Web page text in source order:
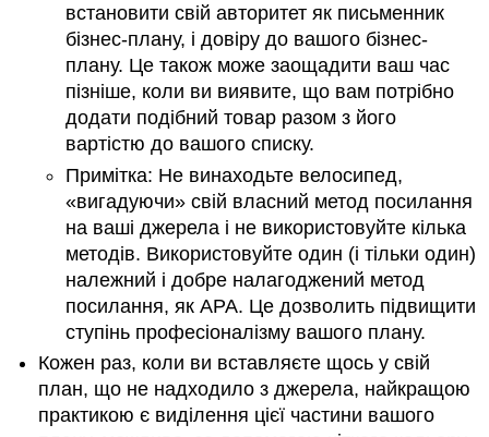
встановити свій авторитет як письменник
бізнес-плану, і довіру до вашого бізнес-
плану. Це також може заощадити ваш час
пізніше, коли ви виявите, що вам потрібно
додати подібний товар разом з його
вартістю до вашого списку.
Примітка: Не винаходьте велосипед,
«вигадуючи» свій власний метод посилання
на ваші джерела і не використовуйте кілька
методів. Використовуйте один (і тільки один)
належний і добре налагоджений метод
посилання, як APA. Це дозволить підвищити
ступінь професіоналізму вашого плану.
Кожен раз, коли ви вставляєте щось у свій
план, що не надходило з джерела, найкращою
практикою є виділення цієї частини вашого